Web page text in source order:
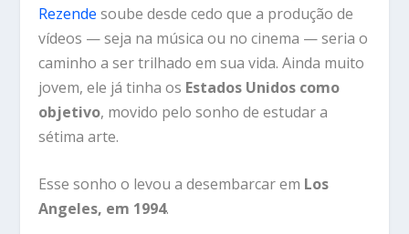
Rezende soube desde cedo que a produção de
vídeos — seja na música ou no cinema — seria o
caminho a ser trilhado em sua vida. Ainda muito
jovem, ele já tinha os Estados Unidos como
objetivo, movido pelo sonho de estudar a
sétima arte.
Esse sonho o levou a desembarcar em Los
Angeles, em 1994.